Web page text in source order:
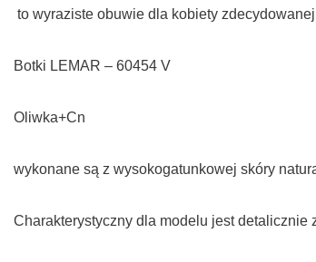
to wyraziste obuwie dla kobiety
Botki LEMAR – 60454 V
Oliwka+Cn
wykonane są z wysokogatunkowej skóry
Charakterystyczny dla modelu jest